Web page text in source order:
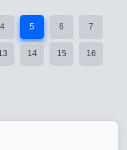
4 5 6 7
14 15 16